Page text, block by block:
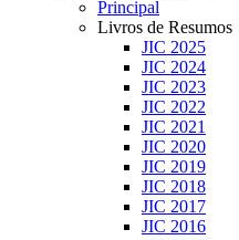
Principal
Livros de Resumos
JIC 2025
JIC 2024
JIC 2023
JIC 2022
JIC 2021
JIC 2020
JIC 2019
JIC 2018
JIC 2017
JIC 2016